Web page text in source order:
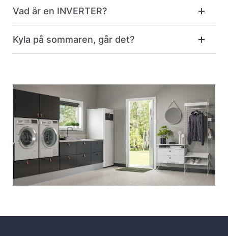
Vad är en INVERTER?
Kyla på sommaren, går det?